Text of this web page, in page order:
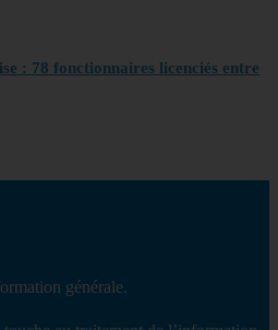
: 78 fonctionnaires licenciés entre
générale.